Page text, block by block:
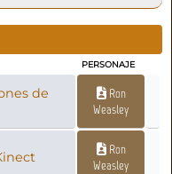
PERSONAJE
de
Ron
Weasley
Ron
Weasley